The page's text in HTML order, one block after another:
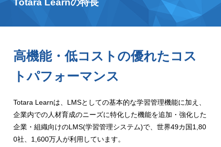
Totara Learnの特長
高機能・低コストの優れたコス
トパフォーマンス
Totara Learnは、LMSとしての基本的な学習管理機能に加え、
企業内での人材育成のニーズに特化した機能を追加・強化した
企業・組織向けのLMS(学習管理システム)で、世界49カ国1,80
0社、1,600万人が利用しています。